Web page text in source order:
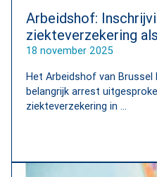
Arbeidshof:
ziekteverzekering
18 november 2025
Het Arbeidshof van
belangrijk arrest
ziekteverzekering in ...